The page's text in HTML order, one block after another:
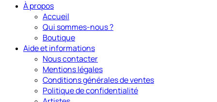
À propos
Accueil
Qui sommes-nous ?
Boutique
Aide et informations
Nous contacter
Mentions légales
Conditions générales de ventes
Politique de confidentialité